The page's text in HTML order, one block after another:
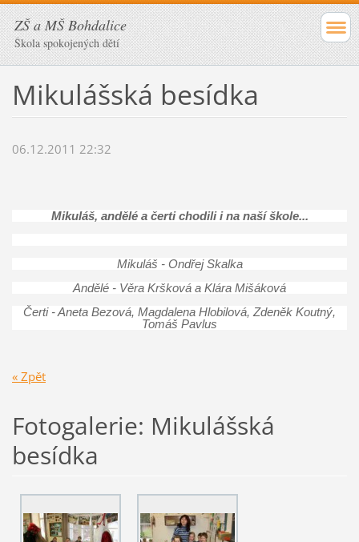
ZŠ a MŠ Bohdalice
Škola spokojených dětí
Mikulášská besídka
06.12.2011 22:32
Mikuláš, andělé a čerti chodili i na naší škole...
Mikuláš - Ondřej Skalka
Andělé - Věra Kršková a Klára Mišáková
Čerti - Aneta Bezová, Magdalena Hlobilová, Zdeněk Koutný,
Tomáš Pavlus
« Zpět
Fotogalerie: Mikulášská
besídka